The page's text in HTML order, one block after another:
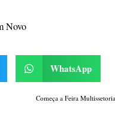
Novo
WhatsApp
Começa a Feira